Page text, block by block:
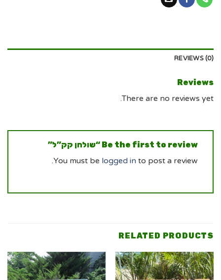
REVIEWS (0)
Reviews
There are no reviews yet.
Be the first to review “שולחן קק”ל”
You must be logged in to post a review.
RELATED PRODUCTS